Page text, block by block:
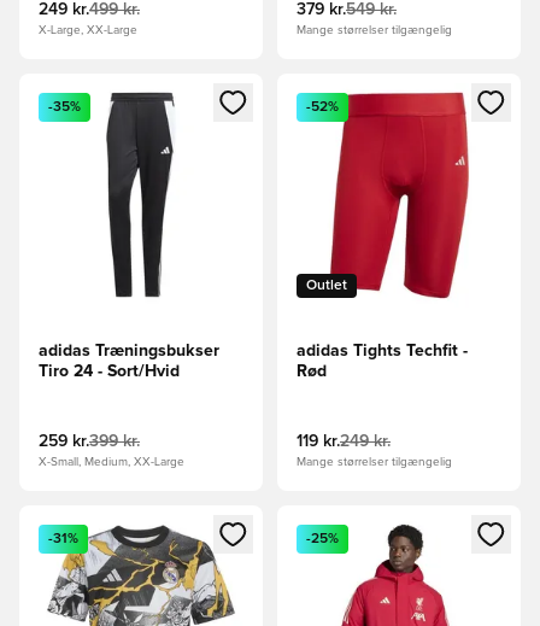
249 kr.499 kr.
X-Large, XX-Large
379 kr.549 kr.
Mange størrelser tilgængelig
Åbner en Modal til at logge ind eller tilmelde dig som
-35%
adidas Træningsbukser
Tiro 24 - Sort/Hvid
259 kr.399 kr.
X-Small, Medium, XX-Large
Åbner en Modal til at logge
Outlet
-52%
adidas Tights Techfit -
Rød
119 kr.249 kr.
Mange størrelser tilgængelig
Åbner en Modal til at logge ind eller tilmelde dig som
-31%
Åbner en Modal til at logge
-25%